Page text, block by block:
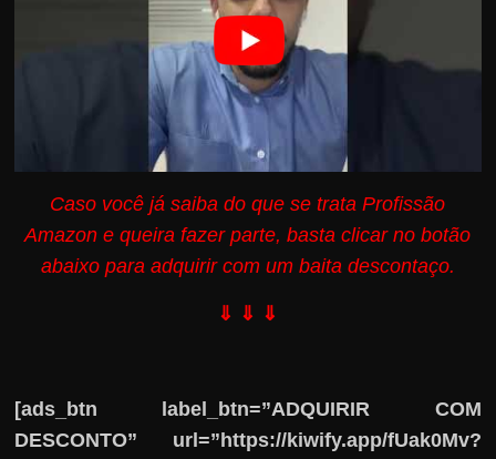
Caso você já saiba do que se trata Profissão
Amazon e queira fazer parte, basta clicar no botão
abaixo para adquirir com um baita descontaço.
⇓ ⇓ ⇓
[ads_btn label_btn=”ADQUIRIR COM
DESCONTO” url=”https://kiwify.app/fUak0Mv?